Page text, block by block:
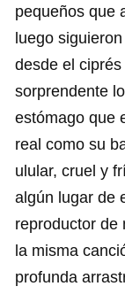
pequeños que
luego
desde el
sorprendente
estómago que
real como su
ulular, cruel y
algún lugar de
reproductor de
la misma
profunda